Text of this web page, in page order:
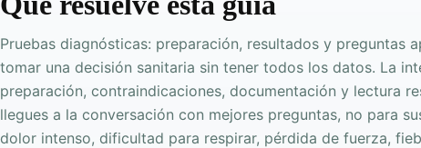
Pruebas diagnósticas: preparación, resultados y preguntas
tomar una decisión sanitaria sin tener todos los datos. La
preparación, contraindicaciones, documentación y lectura
llegues a la conversación con mejores preguntas, no para
dolor intenso, dificultad para respirar, pérdida de fuerza,